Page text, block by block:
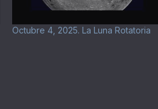
Octubre 4, 2025. La Luna Rotatoria